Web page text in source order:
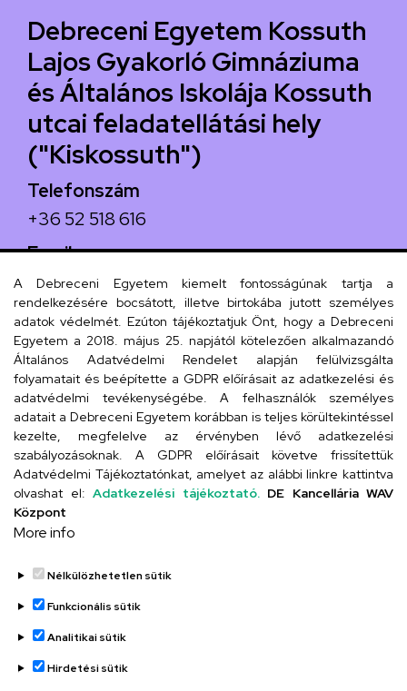
Debreceni Egyetem Kossuth
Lajos Gyakorló Gimnáziuma
és Általános Iskolája Kossuth
utcai feladatellátási hely
("Kiskossuth")
Telefonszám
+36 52 518 616
Email
iskola@kossuth-alt.unideb.hu
Cím
4024 Debrecen, Kossuth utca 33.
Szervezeti telefonkönyv
UD telefonkönyv
Adatvédelem
Adatvédelem
A Debreceni Egyetem kiemelt fontosságúnak tartja a
rendelkezésére bocsátott, illetve birtokába jutott személyes
adatok védelmét. Ezúton tájékoztatjuk Önt, hogy a Debreceni
Egyetem a 2018. május 25. napjától kötelezően alkalmazandó
Általános Adatvédelmi Rendelet alapján felülvizsgálta
folyamatait és beépítette a GDPR előírásait az adatkezelési és
adatvédelmi tevékenységébe. A felhasználók személyes
adatait a Debreceni Egyetem korábban is teljes körültekintéssel
kezelte, megfelelve az érvényben lévő adatkezelési
szabályozásoknak. A GDPR előírásait követve frissítettük
Adatvédelmi Tájékoztatónkat, amelyet az alábbi linkre kattintva
olvashat el: Adatkezelési tájékoztató. DE Kancellária WAV
Központ
More info
Nélkülözhetetlen sütik
Funkcionális sütik
Analitikai sütik
Hirdetési sütik